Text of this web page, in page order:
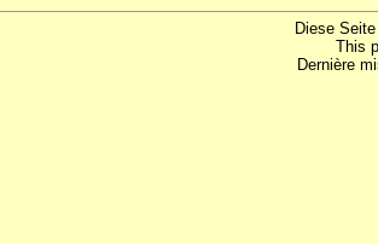
Diese
This
Dernière